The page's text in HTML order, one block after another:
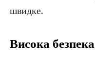
швидке.
​​Висока безпека